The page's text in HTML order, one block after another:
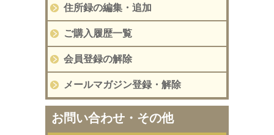
住所録の編集・追加
ご購入履歴一覧
会員登録の解除
メールマガジン登録・解除
お問い合わせ・その他